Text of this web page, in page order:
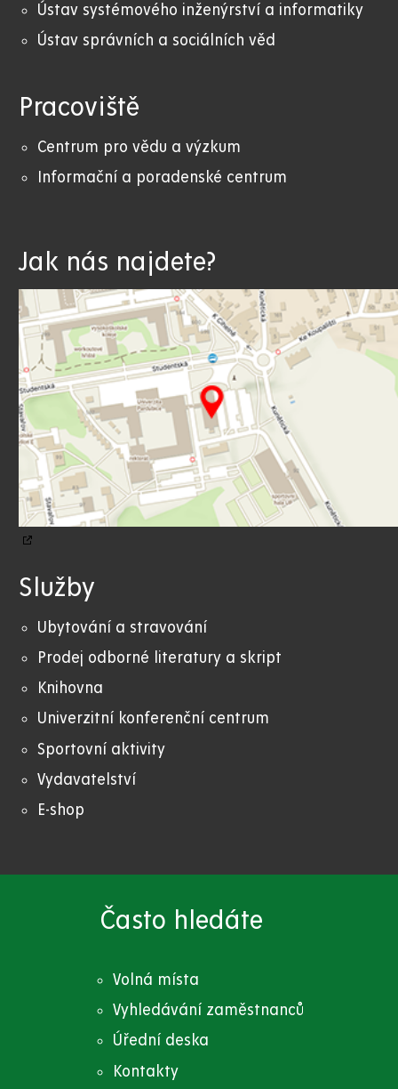
Ústav systémového inženýrství a informatiky
Ústav správních a sociálních věd
Pracoviště
Centrum pro vědu a výzkum
Informační a poradenské centrum
Jak nás najdete?
Služby
Ubytování a stravování
Prodej odborné literatury a skript
Knihovna
Univerzitní konferenční centrum
Sportovní aktivity
Vydavatelství
E-shop
Často hledáte
Volná místa
Vyhledávání zaměstnanců
Úřední deska
Kontakty